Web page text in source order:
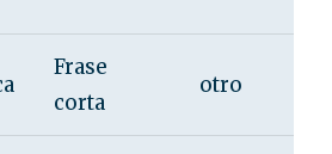
Frase
corta
otro